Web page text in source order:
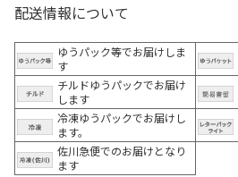
配送情報について
ゆうパック等でお届けしま
す
チルドゆうパックでお届け
します
冷凍ゆうパックでお届けし
ます。
佐川急便でのお届けとなり
ます